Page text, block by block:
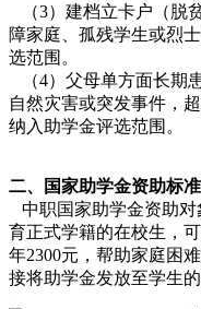
（3）建档立卡户（脱
障家庭、孤残学生或烈
选范围。
（4）父母单方面长期
自然灾害或突发事件，
纳入助学金评选范围。
二、国家助学金资助标准
中职国家助学金资助对
育正式学籍的在校生，
年2300元，帮助家庭困
接将助学金发放至学生的